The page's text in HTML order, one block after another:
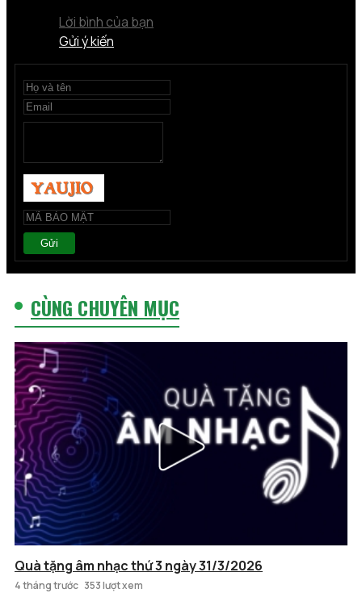
Lời bình của bạn
Gửi ý kiến
Gửi
CÙNG CHUYÊN MỤC
Quà tặng âm nhạc thứ 3 ngày 31/3/2026
4 tháng trước 353 lượt xem